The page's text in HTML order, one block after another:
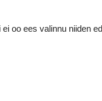
oo ees valinnu niiden